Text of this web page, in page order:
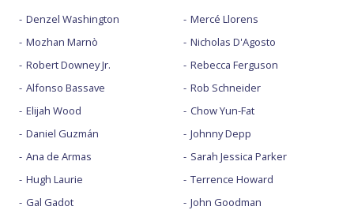
Denzel Washington
Mozhan Marnò
Robert Downey Jr.
Alfonso Bassave
Elijah Wood
Daniel Guzmán
Ana de Armas
Hugh Laurie
Gal Gadot
Mercé Llorens
Nicholas D'Agosto
Rebecca Ferguson
Rob Schneider
Chow Yun-Fat
Johnny Depp
Sarah Jessica Parker
Terrence Howard
John Goodman